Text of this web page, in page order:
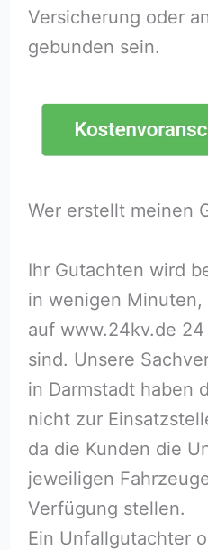
Versicherung oder
gebunden sein.
Wer erstellt meinen
Ihr Gutachten wird
in wenigen
auf www.24kv.de
sind. Unsere
in Darmstadt haben
nicht zur
da die Kunden die
jeweiligen
Verfügung stellen.
Ein Unfallgutachter